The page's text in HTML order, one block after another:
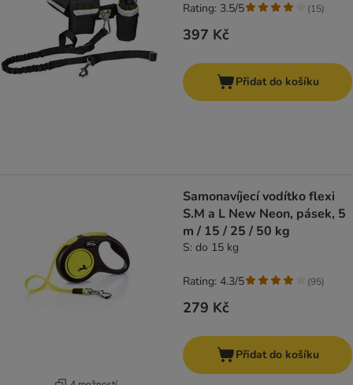
397 Kč
Rating: 3.5/5 (15)
Přidat do košíku
Samonavíjecí vodítko flexi
S.M a L New Neon, pásek, 5
m / 15 / 25 / 50 kg
S: do 15 kg
279 Kč
Rating: 4.3/5 (95)
Přidat do košíku